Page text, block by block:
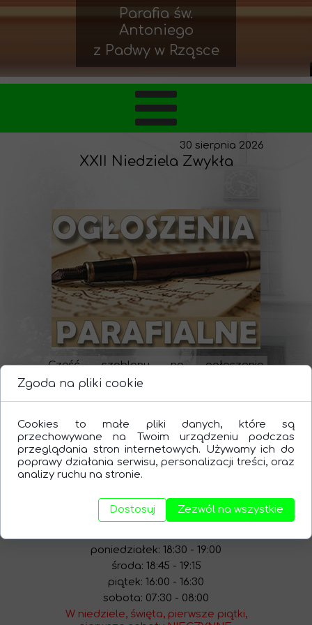
30 sierpnia 2026
Część szablonu na ogłoszenia
parafialne
Część szablonu na intencje mszalne
XXII Niedziela Zwykła
Parafia św.
Antoniego
z Padwy w Rząsce
Czynna w dni powszednie (w budynku
poniedziałek: 18:30 - 19:00
środa: 18:45 - 19:15
piątek: 16:00 - 16:30
sobota: 07:30 - 08:00
W niedziele, święta, pierwsze piątki,
Zgoda na pliki cookie
Cookies to małe pliki danych, które są
przechowywane na Twoim urządzeniu podczas
przeglądania stron internetowych. Używamy ich do
poprawy działania serwisu, personalizacji treści, oraz
analizy ruchu na stronie.
Dostosuj Zezwól na wszystkie